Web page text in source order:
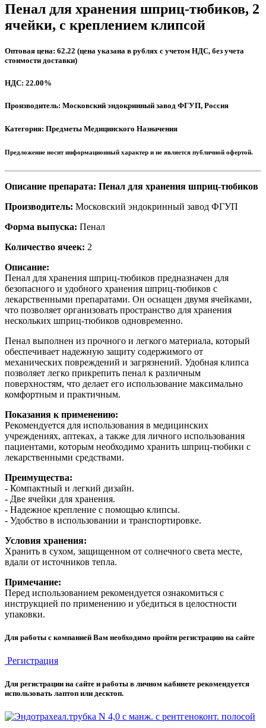
Пенал для хранения шприц-тюбиков, 2
ячейки, с креплением клипсой
Оптовая цена: 62.22 (цена указана в рублях с учетом НДС, без учета
стоимости доставки)
НДС: 22.00%
Производитель: Московский эндокринный завод ФГУП, Россия
Категория: Предметы Медицинского Назначения
Предложение носит информационный характер и не является публичной офертой.
Описание препарата: Пенал для хранения шприц-тюбиков
Производитель: Московский эндокринный завод ФГУП
Форма выпуска: Пенал
Количество ячеек: 2
Описание:
Пенал для хранения шприц-тюбиков предназначен для
безопасного и удобного хранения шприц-тюбиков с
лекарственными препаратами. Он оснащен двумя ячейками,
что позволяет организовать пространство для хранения
нескольких шприц-тюбиков одновременно.
Пенал выполнен из прочного и легкого материала, который
обеспечивает надежную защиту содержимого от
механических повреждений и загрязнений. Удобная клипса
позволяет легко прикрепить пенал к различным
поверхностям, что делает его использование максимально
комфортным и практичным.
Показания к применению:
Рекомендуется для использования в медицинских
учреждениях, аптеках, а также для личного использования
пациентами, которым необходимо хранить шприц-тюбики с
лекарственными средствами.
Преимущества:
- Компактный и легкий дизайн.
- Две ячейки для хранения.
- Надежное крепление с помощью клипсы.
- Удобство в использовании и транспортировке.
Условия хранения:
Хранить в сухом, защищенном от солнечного света месте,
вдали от источников тепла.
Примечание:
Перед использованием рекомендуется ознакомиться с
инструкцией по применению и убедиться в целостности
упаковки.
Для работы с компанией Вам необходимо пройти регистрацию на сайте
Регистрация
Для регистрации на сайте и работы в личном кабинете рекомендуется
использовать лаптоп или десктоп.